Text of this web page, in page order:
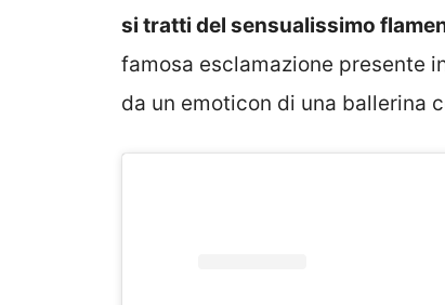
si tratti del sensualissimo
famosa esclamazione presente
da un emoticon di una ballerina